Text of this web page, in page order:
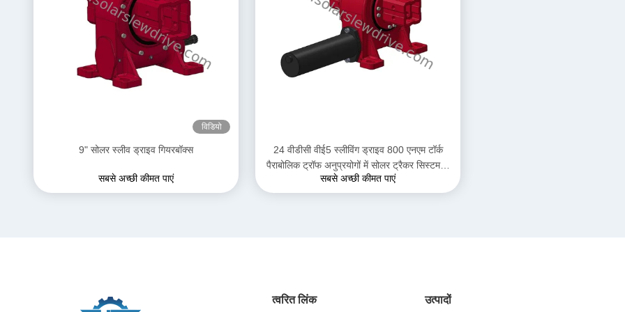
विडियो
9" सोलर स्लीव ड्राइव गियरबॉक्स
सबसे अच्छी कीमत पाएं
24 वीडीसी वीई5 स्लीविंग ड्राइव 800 एनएम टॉर्क
पैराबोलिक ट्रॉफ अनुप्रयोगों में सोलर ट्रैकर सिस्टम के
लिए
सबसे अच्छी कीमत पाएं
त्वरित लिंक उत्पादों